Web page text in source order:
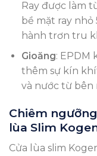
Ray được làm
bề mặt ray nhỏ
hành trơn tru
Gioăng: EPDM
thêm sự kín
và nước từ bên
Chiêm
lùa Slim
Cửa lùa slim